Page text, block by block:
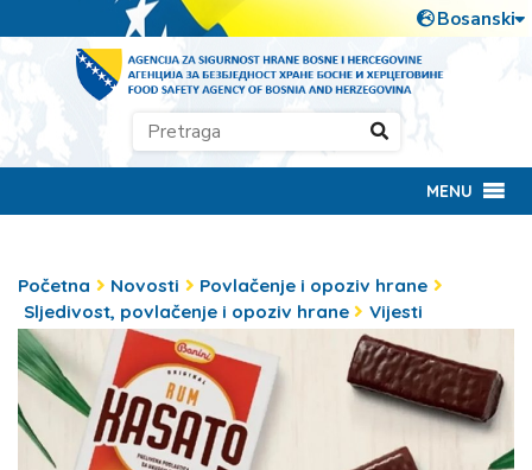
MENU
Početna Novosti
Povlačenje i opoziv hrane
Sljedivost, povlačenje i opoziv hrane
Vijesti